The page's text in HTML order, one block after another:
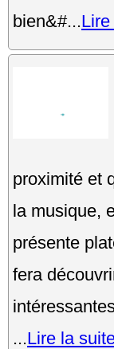
bien&#...
proximité et
la musique,
présente
fera
...Lire la